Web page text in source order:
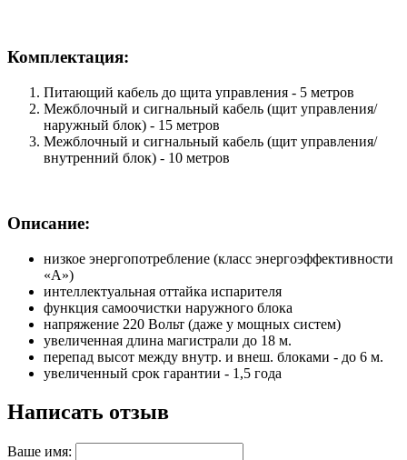
Комплектация:
Питающий кабель до щита управления - 5 метров
Межблочный и сигнальный кабель (щит управления/
наружный блок) - 15 метров
Межблочный и сигнальный кабель (щит управления/
внутренний блок) - 10 метров
Описание:
низкое энергопотребление (класс энергоэффективности
«А»)
интеллектуальная оттайка испарителя
функция самоочистки наружного блока
напряжение 220 Вольт (даже у мощных систем)
увеличенная длина магистрали до 18 м.
перепад высот между внутр. и внеш. блоками - до 6 м.
увеличенный срок гарантии - 1,5 года
Написать отзыв
Ваше имя: